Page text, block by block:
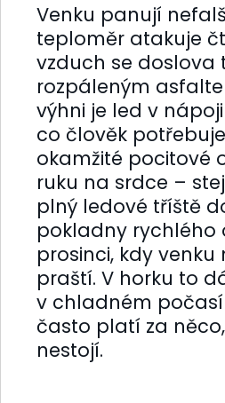
Venku panují
teploměr atakuje
vzduch se doslova
rozpáleným
výhni je led v
co člověk
okamžité pocitové
ruku na srdce –
plný ledové tříště
pokladny rychlého
prosinci, kdy venku
praští. V horku to
v chladném
často platí za
nestojí.